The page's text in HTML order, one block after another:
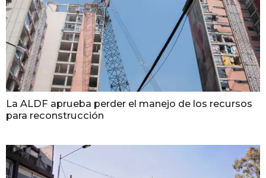
La ALDF aprueba perder el manejo de los recursos
para reconstrucción